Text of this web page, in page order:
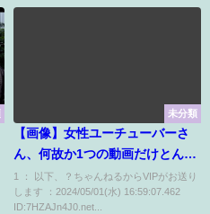
未分類
【画像】女性ユーチューバーさ
ん、何故か1つの動画だけとんで
もない再生数になってしまうｗ
ｗｗｗｗｗｗｗｗｗｗｗｗｗ
1 ： 以下、？ちゃんねるからVIPがお送り
します ：2024/05/01(水) 16:59:07.462
ID:7HZAJn4J0.net...